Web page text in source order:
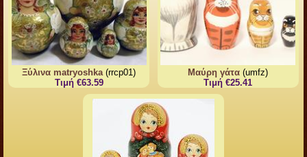
Ξύλινα matryoshka(rrcp01)
Τιμή €63.59
Μαύρη γάτα (umfz)
Τιμή €25.41